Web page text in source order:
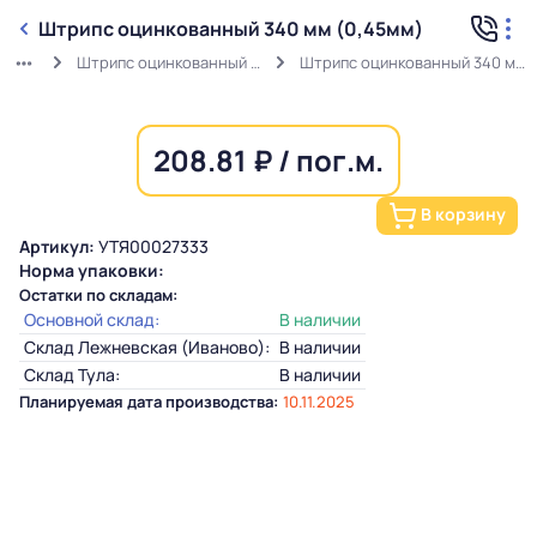
Штрипс оцинкованный 340 мм (0,45мм)
Штрипс оцинкованный (0,45мм) Штрипс оцинкованный 340 мм (0,45мм)
208.81 ₽ / пог.м.
В корзину
Артикул: УТЯ00027333
Норма упаковки:
Остатки по складам:
Основной склад:
В наличии
Склад Лежневская (Иваново): В наличии
Склад Тула:
В наличии
Планируемая дата производства: 10.11.2025